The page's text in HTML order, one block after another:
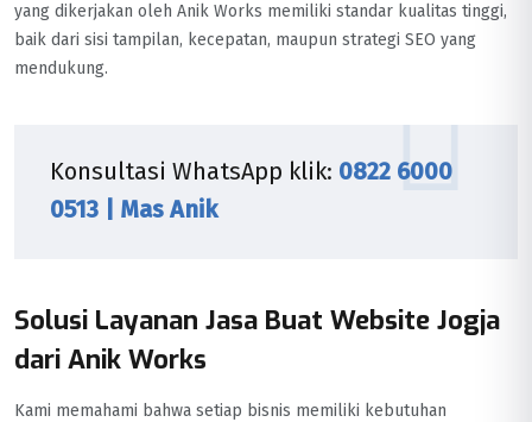
yang dikerjakan oleh Anik Works memiliki standar kualitas tinggi,
baik dari sisi tampilan, kecepatan, maupun strategi SEO yang
mendukung.
Konsultasi WhatsApp klik: 0822 6000
0513 | Mas Anik
Solusi Layanan Jasa Buat Website Jogja
dari Anik Works
Kami memahami bahwa setiap bisnis memiliki kebutuhan